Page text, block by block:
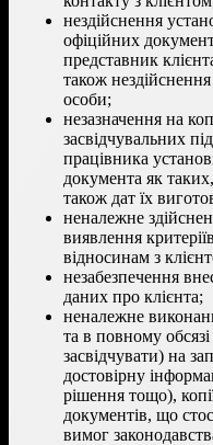
нездійснення
офіційних
представник
також нездійснення
особи;
незазначення на
засвідчувальних
працівника
документа як
також дат їх
неналежне
виявлення
відносинам з
незабезпечення
даних про клієнта;
неналежне
та в повному
засвідчувати) на
достовірну
рішення тощо),
документів, що
вимог